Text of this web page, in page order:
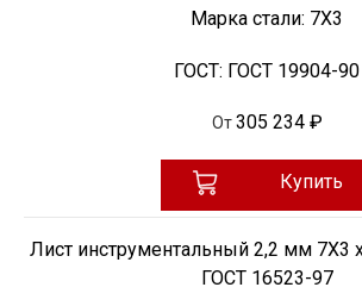
Марка стали: 7Х3
ГОСТ: ГОСТ 19904-90
От 305 234 ₽
Купить
Лист инструментальный 2,2 мм 7Х3
ГОСТ 16523-97